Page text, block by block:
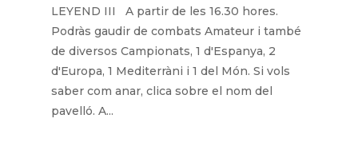
LEYEND III A partir de les 16.30 hores.
Podràs gaudir de combats Amateur i també
de diversos Campionats, 1 d'Espanya, 2
d'Europa, 1 Mediterràni i 1 del Món. Si vols
saber com anar, clica sobre el nom del
pavelló. A...